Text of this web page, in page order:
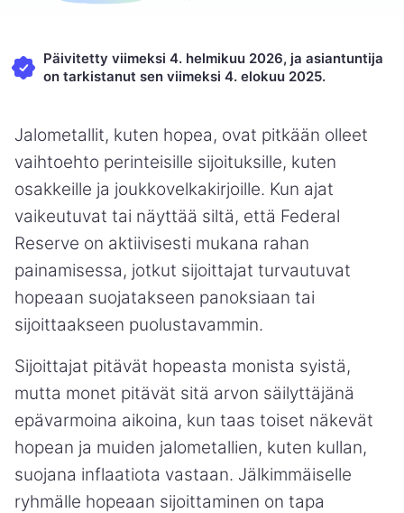
Päivitetty viimeksi 4. helmikuu 2026, ja asiantuntija
on tarkistanut sen viimeksi 4. elokuu 2025.
Jalometallit, kuten hopea, ovat pitkään olleet
vaihtoehto perinteisille sijoituksille, kuten
osakkeille ja joukkovelkakirjoille. Kun ajat
vaikeutuvat tai näyttää siltä, että Federal
Reserve on aktiivisesti mukana rahan
painamisessa, jotkut sijoittajat turvautuvat
hopeaan suojatakseen panoksiaan tai
sijoittaakseen puolustavammin.
Sijoittajat pitävät hopeasta monista syistä,
mutta monet pitävät sitä arvon säilyttäjänä
epävarmoina aikoina, kun taas toiset näkevät
hopean ja muiden jalometallien, kuten kullan,
suojana inflaatiota vastaan. Jälkimmäiselle
ryhmälle hopeaan sijoittaminen on tapa